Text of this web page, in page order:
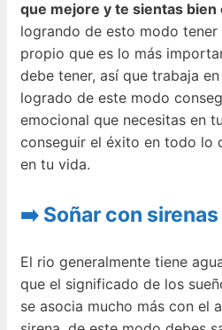
que mejore y te sientas bien
logrando de esto modo
propio que es lo más
debe tener, así que trabaja
logrado de este modo
emocional que necesitas en
conseguir el éxito en todo lo
en tu vida.
➡️ Soñar con
El rio generalmente tiene
que el significado de los
se asocia mucho más con el